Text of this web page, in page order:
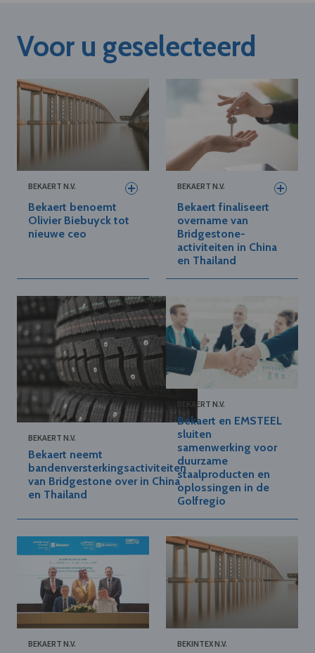
Voor u geselecteerd
BEKAERT N.V.
Bekaert benoemt
Olivier Biebuyck tot
nieuwe ceo
BEKAERT N.V.
Bekaert finaliseert
overname van
Bridgestone-
activiteiten in China
en Thailand
BEKAERT N.V.
Bekaert neemt
bandenversterkingsactiviteiten
van Bridgestone over in China
en Thailand
BEKAERT N.V.
Bekaert en EMSTEEL
sluiten
samenwerking voor
duurzame
staalproducten en
oplossingen in de
Golfregio
BEKAERT N.V. BEKINTEX N.V.